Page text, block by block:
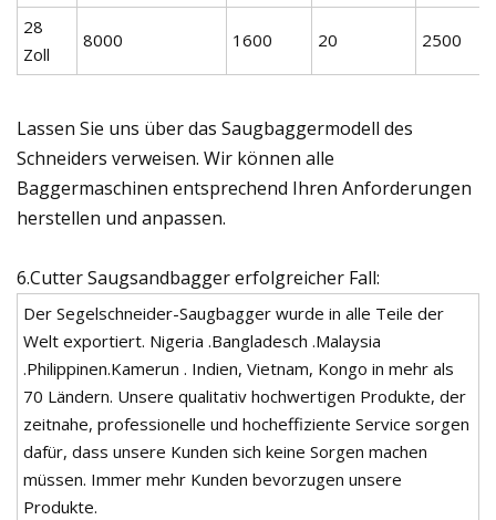
28
Zoll
8000 1600 20 2500
Lassen Sie uns über das Saugbaggermodell des
Schneiders verweisen. Wir können alle
Baggermaschinen entsprechend Ihren Anforderungen
herstellen und anpassen.
6.Cutter Saugsandbagger erfolgreicher Fall:
Der Segelschneider-Saugbagger wurde in alle Teile der
Welt exportiert. Nigeria .Bangladesch .Malaysia
.Philippinen.Kamerun . Indien, Vietnam, Kongo in mehr als
70 Ländern. Unsere qualitativ hochwertigen Produkte, der
zeitnahe, professionelle und hocheffiziente Service sorgen
dafür, dass unsere Kunden sich keine Sorgen machen
müssen. Immer mehr Kunden bevorzugen unsere
Produkte.